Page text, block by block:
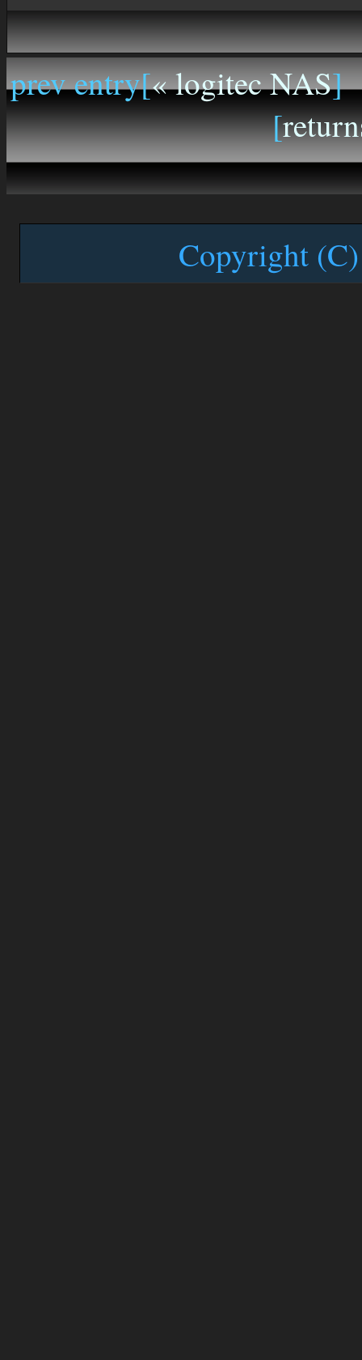
prev entry[« logitec NAS]
[
Copyright